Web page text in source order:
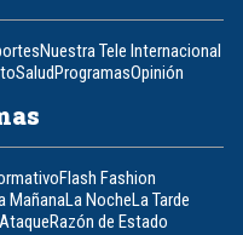
Nuestra Tele Internacional
Salud ProgramasOpinión
Flash Fashion
MañanaLa NocheLa Tarde
Razón de Estado